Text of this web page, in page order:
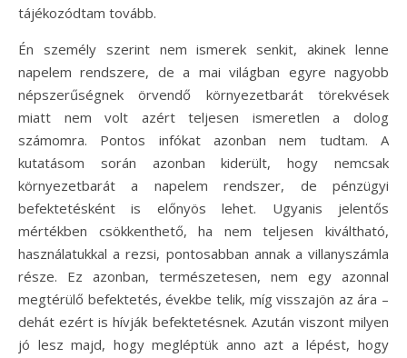
tájékozódtam tovább.
Én személy szerint nem ismerek senkit, akinek lenne
napelem rendszere, de a mai világban egyre nagyobb
népszerűségnek örvendő környezetbarát törekvések
miatt nem volt azért teljesen ismeretlen a dolog
számomra. Pontos infókat azonban nem tudtam. A
kutatásom során azonban kiderült, hogy nemcsak
környezetbarát a napelem rendszer, de pénzügyi
befektetésként is előnyös lehet. Ugyanis jelentős
mértékben csökkenthető, ha nem teljesen kiváltható,
használatukkal a rezsi, pontosabban annak a villanyszámla
része. Ez azonban, természetesen, nem egy azonnal
megtérülő befektetés, évekbe telik, míg visszajön az ára –
dehát ezért is hívják befektetésnek. Azután viszont milyen
jó lesz majd, hogy megléptük anno azt a lépést, hogy